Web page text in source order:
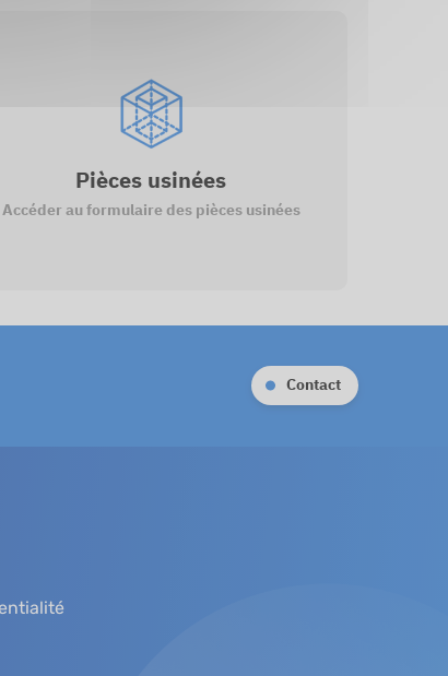
Pièces usinées
Accéder au formulaire des pièces usinées
Contact